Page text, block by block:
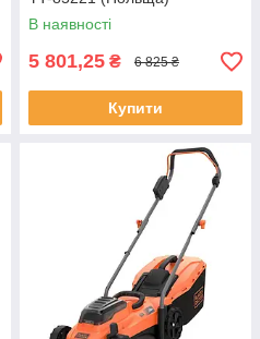
В наявності
5 801,25 ₴ 6 825 ₴
Купити